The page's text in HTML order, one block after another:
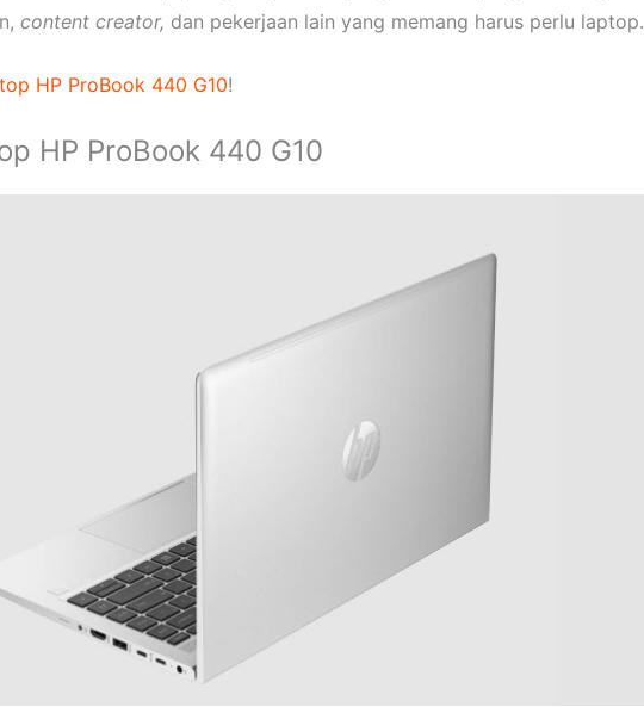
content creator, dan pekerjaan lain yang memang harus perlu laptop.
HP ProBook 440 G10!
HP ProBook 440 G10